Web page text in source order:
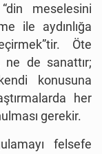
meselesini
ile aydınlığa
Öte
ne de sanattır;
konusuna
her
gerekir.
felsefe